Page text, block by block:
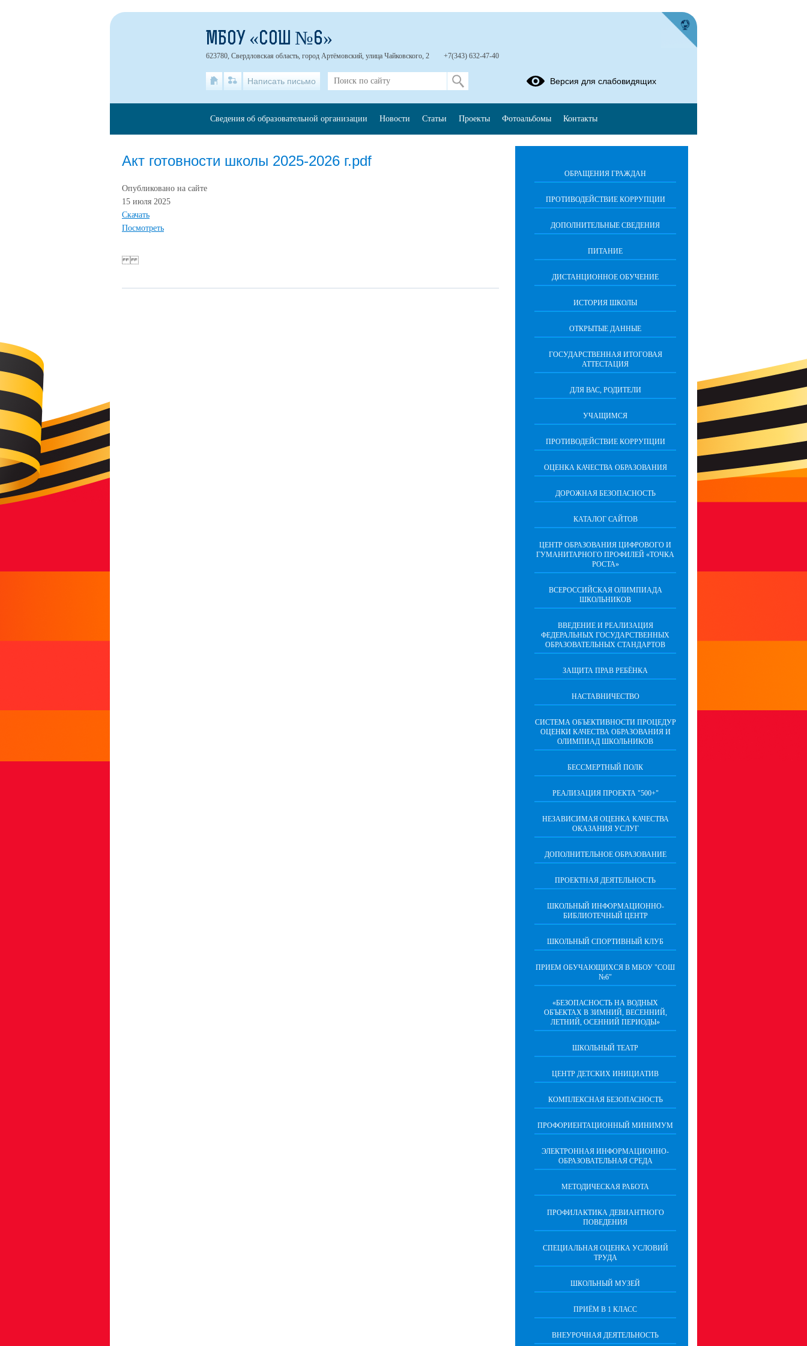
Акт готовности школы 2025-2026 г.pdf
Опубликовано на сайте
15 июля 2025
Скачать
Посмотреть
ОБРАЩЕНИЯ ГРАЖДАН
ПРОТИВОДЕЙСТВИЕ КОРРУПЦИИ
ДОПОЛНИТЕЛЬНЫЕ СВЕДЕНИЯ
ПИТАНИЕ
ДИСТАНЦИОННОЕ ОБУЧЕНИЕ
ИСТОРИЯ ШКОЛЫ
ОТКРЫТЫЕ ДАННЫЕ
ГОСУДАРСТВЕННАЯ ИТОГОВАЯ
АТТЕСТАЦИЯ
ДЛЯ ВАС, РОДИТЕЛИ
УЧАЩИМСЯ
ПРОТИВОДЕЙСТВИЕ КОРРУПЦИИ
ОЦЕНКА КАЧЕСТВА ОБРАЗОВАНИЯ
ДОРОЖНАЯ БЕЗОПАСНОСТЬ
КАТАЛОГ САЙТОВ
ЦЕНТР ОБРАЗОВАНИЯ ЦИФРОВОГО И
ГУМАНИТАРНОГО ПРОФИЛЕЙ «ТОЧКА
РОСТА»
ВСЕРОССИЙСКАЯ ОЛИМПИАДА
ШКОЛЬНИКОВ
ВВЕДЕНИЕ И РЕАЛИЗАЦИЯ
ФЕДЕРАЛЬНЫХ ГОСУДАРСТВЕННЫХ
ОБРАЗОВАТЕЛЬНЫХ СТАНДАРТОВ
ЗАЩИТА ПРАВ РЕБЁНКА
НАСТАВНИЧЕСТВО
CИСТЕМА ОБЪЕКТИВНОСТИ ПРОЦЕДУР
ОЦЕНКИ КАЧЕСТВА ОБРАЗОВАНИЯ И
ОЛИМПИАД ШКОЛЬНИКОВ
БЕССМЕРТНЫЙ ПОЛК
РЕАЛИЗАЦИЯ ПРОЕКТА "500+"
НЕЗАВИСИМАЯ ОЦЕНКА КАЧЕСТВА
ОКАЗАНИЯ УСЛУГ
ДОПОЛНИТЕЛЬНОЕ ОБРАЗОВАНИЕ
ПРОЕКТНАЯ ДЕЯТЕЛЬНОСТЬ
ШКОЛЬНЫЙ ИНФОРМАЦИОННО-
БИБЛИОТЕЧНЫЙ ЦЕНТР
ШКОЛЬНЫЙ СПОРТИВНЫЙ КЛУБ
ПРИЕМ ОБУЧАЮЩИХСЯ В МБОУ "СОШ
№6"
«БЕЗОПАСНОСТЬ НА ВОДНЫХ
ОБЪЕКТАХ В ЗИМНИЙ, ВЕСЕННИЙ,
ЛЕТНИЙ, ОСЕННИЙ ПЕРИОДЫ»
ШКОЛЬНЫЙ ТЕАТР
ЦЕНТР ДЕТСКИХ ИНИЦИАТИВ
КОМПЛЕКСНАЯ БЕЗОПАСНОСТЬ
ПРОФОРИЕНТАЦИОННЫЙ МИНИМУМ
ЭЛЕКТРОННАЯ ИНФОРМАЦИОННО-
ОБРАЗОВАТЕЛЬНАЯ СРЕДА
МЕТОДИЧЕСКАЯ РАБОТА
ПРОФИЛАКТИКА ДЕВИАНТНОГО
ПОВЕДЕНИЯ
СПЕЦИАЛЬНАЯ ОЦЕНКА УСЛОВИЙ
ТРУДА
ШКОЛЬНЫЙ МУЗЕЙ
ПРИЁМ В 1 КЛАСС
ВНЕУРОЧНАЯ ДЕЯТЕЛЬНОСТЬ
МБОУ «СОШ №6»
623780, Свердловская область, город Артёмовский, улица Чайковского, 2 +7(343) 632-47-40
Написать письмо Версия для слабовидящих
Сведения об образовательной организации Новости Статьи Проекты Фотоальбомы Контакты